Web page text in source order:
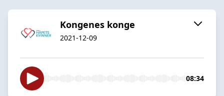
Kongenes konge
2021-12-09
08:34